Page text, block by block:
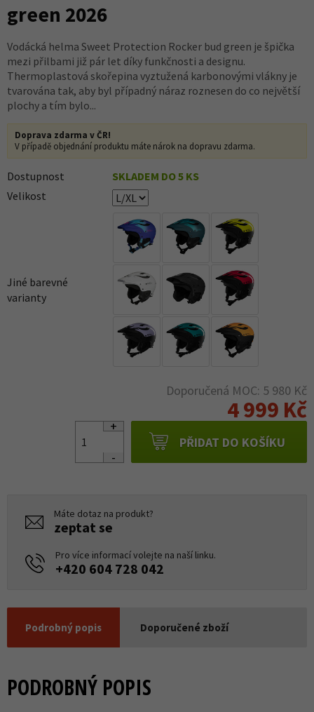
green 2026
Vodácká helma Sweet Protection Rocker bud green je špička
mezi přilbami již pár let díky funkčnosti a designu.
Thermoplastová skořepina vyztužená karbonovými vlákny je
tvarována tak, aby byl případný náraz roznesen do co největší
plochy a tím bylo...
Doprava zdarma v ČR!
V případě objednání produktu máte nárok na dopravu zdarma.
Dostupnost
SKLADEM DO 5 KS
Velikost
Jiné barevné
varianty
Doporučená MOC: 5 980 Kč
4 999 Kč
PŘIDAT DO KOŠÍKU
Máte dotaz na produkt?
zeptat se
Pro více informací volejte na naší linku.
+420 604 728 042
Podrobný popis Doporučené zboží
PODROBNÝ POPIS